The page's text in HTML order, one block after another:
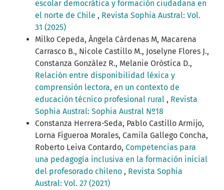
escolar democrática y formación ciudadana en
el norte de Chile , Revista Sophia Austral: Vol.
31 (2025)
Milko Cepeda, Àngela Càrdenas M, Macarena
Carrasco B., Nicole Castillo M., Joselyne Flores J.,
Constanza Gonzàlez R., Melanie Oròstica D.,
Relación entre disponibilidad léxica y
comprensión lectora, en un contexto de
educación técnico profesional rural , Revista
Sophia Austral: Sophia Austral Nº18
Constanza Herrera-Seda, Pablo Castillo Armijo,
Lorna Figueroa Morales, Camila Gallego Concha,
Roberto Leiva Contardo, Competencias para
una pedagogía inclusiva en la formación inicial
del profesorado chileno , Revista Sophia
Austral: Vol. 27 (2021)